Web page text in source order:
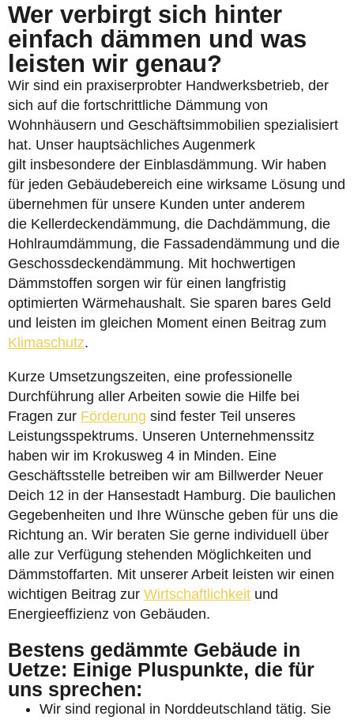
Wer verbirgt sich hinter
einfach dämmen und was
leisten wir genau?
Wir sind ein praxiserprobter Handwerksbetrieb, der
sich auf die fortschrittliche Dämmung von
Wohnhäusern und Geschäftsimmobilien spezialisiert
hat. Unser hauptsächliches Augenmerk
gilt insbesondere der Einblasdämmung. Wir haben
für jeden Gebäudebereich eine wirksame Lösung und
übernehmen für unsere Kunden unter anderem
die Kellerdeckendämmung, die Dachdämmung, die
Hohlraumdämmung, die Fassadendämmung und die
Geschossdeckendämmung. Mit hochwertigen
Dämmstoffen sorgen wir für einen langfristig
optimierten Wärmehaushalt. Sie sparen bares Geld
und leisten im gleichen Moment einen Beitrag zum
Klimaschutz.
Kurze Umsetzungszeiten, eine professionelle
Durchführung aller Arbeiten sowie die Hilfe bei
Fragen zur Förderung sind fester Teil unseres
Leistungsspektrums. Unseren Unternehmenssitz
haben wir im Krokusweg 4 in Minden. Eine
Geschäftsstelle betreiben wir am Billwerder Neuer
Deich 12 in der Hansestadt Hamburg. Die baulichen
Gegebenheiten und Ihre Wünsche geben für uns die
Richtung an. Wir beraten Sie gerne individuell über
alle zur Verfügung stehenden Möglichkeiten und
Dämmstoffarten. Mit unserer Arbeit leisten wir einen
wichtigen Beitrag zur Wirtschaftlichkeit und
Energieeffizienz von Gebäuden.
Bestens gedämmte Gebäude in
Uetze: Einige Pluspunkte, die für
uns sprechen:
Wir sind regional in Norddeutschland tätig. Sie